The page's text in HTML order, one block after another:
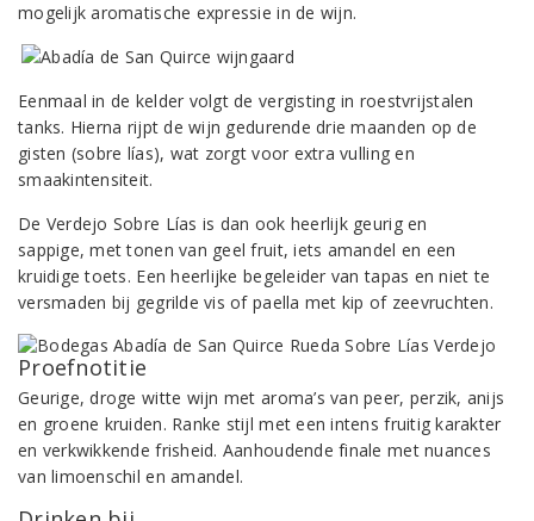
mogelijk aromatische expressie in de wijn.
Eenmaal in de kelder volgt de vergisting in roestvrijstalen
tanks. Hierna rijpt de wijn gedurende drie maanden op de
gisten (sobre lías), wat zorgt voor extra vulling en
smaakintensiteit.
De Verdejo Sobre Lías is dan ook heerlijk geurig en
sappige, met tonen van geel fruit, iets amandel en een
kruidige toets. Een heerlijke begeleider van tapas en niet te
versmaden bij gegrilde vis of paella met kip of zeevruchten.
Proefnotitie
Geurige, droge witte wijn met aroma’s van peer, perzik, anijs
en groene kruiden. Ranke stijl met een intens fruitig karakter
en verkwikkende frisheid. Aanhoudende finale met nuances
van limoenschil en amandel.